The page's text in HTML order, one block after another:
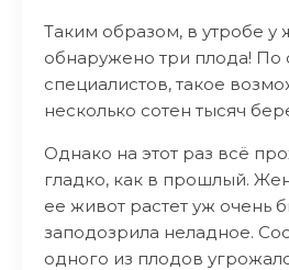
Таким образом, в утробе
обнаружено три плода! По
специалистов, такое
несколько сотен тысяч
Однако на этот раз всё
гладко, как в прошлый.
ее живот растет уж очень
заподозрила неладное.
одного из плодов